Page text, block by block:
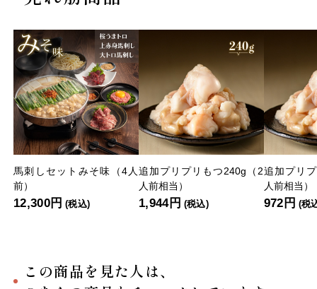
馬刺しセットみそ味（4人
前）
12,300円 (税込)
追加プリプリもつ240g（2
人前相当）
1,944円 (税込)
追加プリ
人前相当）
972円 (税
この商品を見た人は、